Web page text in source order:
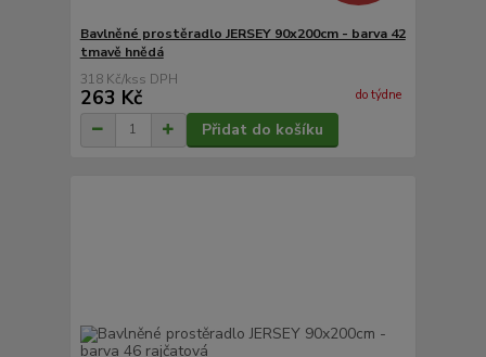
Bavlněné prostěradlo JERSEY 90x200cm - barva 42
tmavě hnědá
318 Kč/ks
263 Kč do týdne
Přidat do košíku